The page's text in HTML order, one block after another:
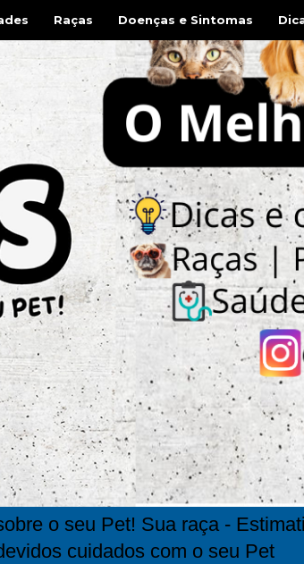
Raças Doenças e Sintomas
o seu Pet! Sua raça -
cuidados com o seu Pet